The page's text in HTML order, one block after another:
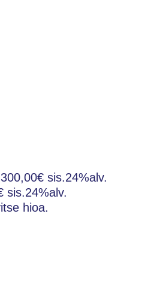
sis.24%alv.
sis.24%alv.
hioa.